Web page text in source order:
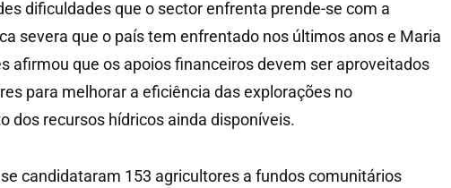
dificuldades que o sector enfrenta prende-se com a
severa que o país tem enfrentado nos últimos anos e Maria
afirmou que os apoios financeiros devem ser aproveitados
para melhorar a eficiência das explorações no
dos recursos hídricos ainda disponíveis.
candidataram 153 agricultores a fundos comunitários